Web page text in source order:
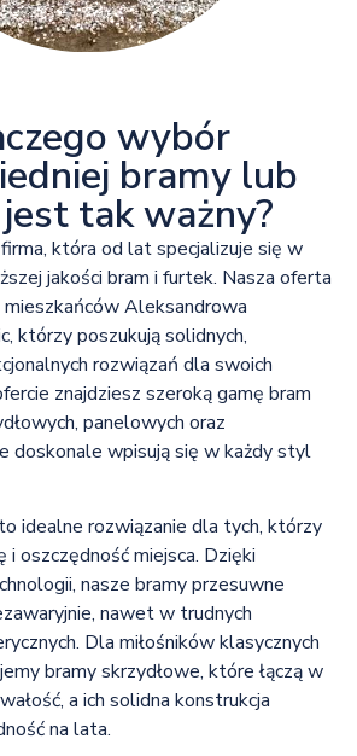
wybór
bramy lub
tak ważny?
która od lat specjalizuje się w
jakości bram i furtek. Nasza oferta
Aleksandrowa
którzy poszukują solidnych,
rozwiązań dla swoich
znajdziesz szeroką gamę bram
panelowych oraz
doskonale wpisują się w każdy styl
idealne rozwiązanie dla tych, którzy
i oszczędność miejsca. Dzięki
nasze bramy przesuwne
nawet w trudnych
Dla miłośników klasycznych
bramy skrzydłowe, które łączą w
a ich solidna konstrukcja
na lata.